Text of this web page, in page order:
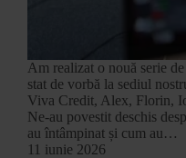
Am realizat o nouă serie
stat de vorbă la sediul
Viva Credit, Alex, Florin,
Ne-au povestit deschis
au întâmpinat și cum au…
11 iunie 2026